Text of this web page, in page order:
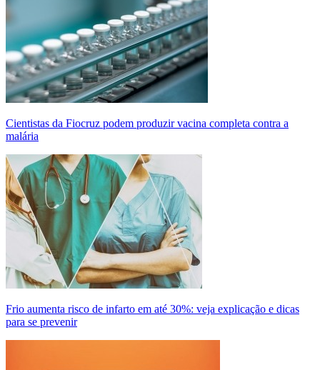
Cientistas da Fiocruz podem produzir vacina completa contra a
malária
Frio aumenta risco de infarto em até 30%: veja explicação e dicas
para se prevenir